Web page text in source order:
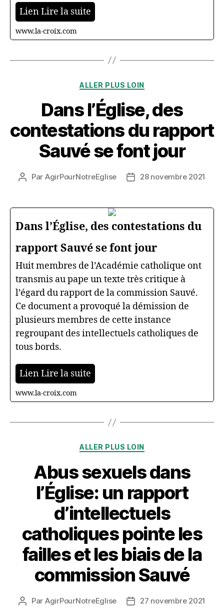
Lien Lire la suite
www.la-croix.com
Catégories
ALLER PLUS LOIN
Dans l’Église, des
contestations du rapport
Sauvé se font jour
Auteur
Par AgirPourNotreEglise
Date28 novembre 2021
Dans l’Église, des contestations du
rapport Sauvé se font jour
Huit membres de l’Académie catholique ont
transmis au pape un texte très critique à
l’égard du rapport de la commission Sauvé.
Ce document a provoqué la démission de
plusieurs membres de cette instance
regroupant des intellectuels catholiques de
tous bords.
Lien Lire la suite
www.la-croix.com
Catégories
ALLER PLUS LOIN
Abus sexuels dans
l’Église: un rapport
d’intellectuels
catholiques pointe les
failles et les biais de la
commission Sauvé
Auteur
Par AgirPourNotreEglise
Date27 novembre 2021